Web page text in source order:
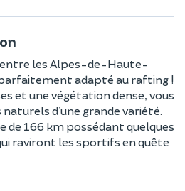
entre les Alpes-de-Haute-
adapté au rafting !
et une végétation dense, vous
d’une grande variété.
de 166 km possédant quelques
raviront les sportifs en quête